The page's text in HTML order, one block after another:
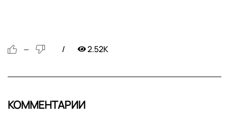
— 2.52K
КОММЕНТАРИИ